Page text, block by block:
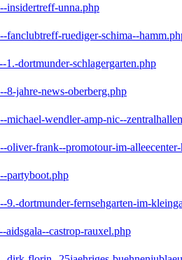
insidertreff-unna.php
fanclubtreff-ruediger-schima--
1.-dortmunder-schlagergarten.php
8-jahre-news-oberberg.php
michael-wendler-amp-nic--
oliver-frank--promotour-im-
partyboot.php
9.-dortmunder-fernsehgarten-im-
aidsgala--castrop-rauxel.php